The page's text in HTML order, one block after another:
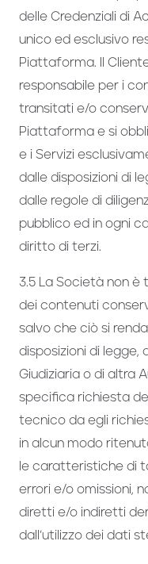
delle Credenziali di
unico ed esclusivo
Piattaforma. Il
responsabile per i
transitati e/o
Piattaforma e si
e i Servizi
dalle disposizioni di
dalle regole di
pubblico ed in ogni
diritto di terzi.
3.5 La Società non
dei contenuti
salvo che ciò si
disposizioni di legge,
Giudiziaria o di altra
specifica richiesta
tecnico da egli
in alcun modo
le caratteristiche di
errori e/o omissioni,
diretti e/o indiretti
dall’utilizzo dei dati